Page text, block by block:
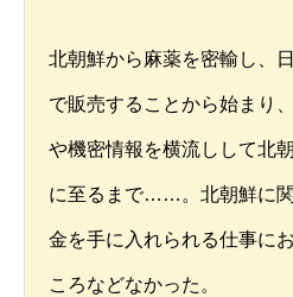
北朝鮮から麻薬を密輸し、
で販売することから始まり
や機密情報を横流しして北
に至るまで……。北朝鮮に
金を手に入れられる仕事に
ころなどなかった。